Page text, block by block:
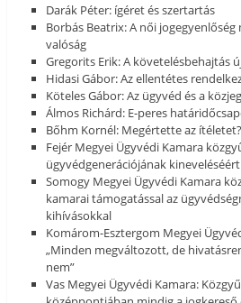
Darák Péter: ígéret és szertartás
Borbás Beatrix: A női
valóság
Gregorits Erik: A követelésbehajtás
Hidasi Gábor: Az ellentétes
Köteles Gábor: Az ügyvéd és a
Álmos Richárd: E-peres
Bőhm Kornél: Megértette az ítéletet?
Fejér Megyei Ügyvédi Kamara
ügyvédgenerációjának kineveléséért
Somogy Megyei Ügyvédi Kamara
kamarai támogatással az
kihívásokkal
Komárom-Esztergom Megyei
„Minden megváltozott, de
nem”
Vas Megyei Ügyvédi Kamara: